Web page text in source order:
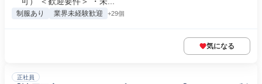
制服あり 業界未経験歓迎 +29個
気になる
正社員